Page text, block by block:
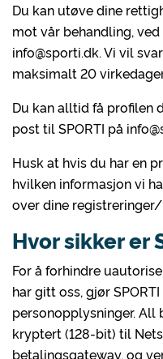
Du kan utøve dine
mot vår behandling,
info@sporti.dk. Vi vil
maksimalt 20
Du kan alltid få profilen
post til SPORTI på
Husk at hvis du har en
hvilken informasjon vi
over dine
Hvor sikker er
For å forhindre
har gitt oss, gjør
personopplysninger. All
kryptert (128-bit) til
betalingsgateway, og